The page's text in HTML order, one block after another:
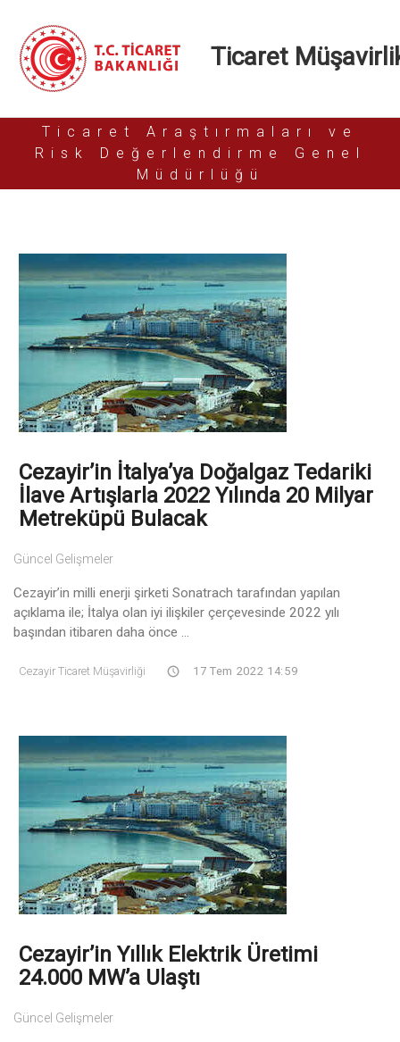
Ticaret
Ticaret Araştırmaları ve
Risk Değerlendirme Genel
Müdürlüğü
Cezayir’in İtalya’ya Doğalgaz Tedariki
İlave Artışlarla 2022 Yılında 20 Milyar
Metreküpü Bulacak
Güncel Gelişmeler
Cezayir’in milli enerji şirketi Sonatrach tarafından yapılan
açıklama ile; İtalya olan iyi ilişkiler çerçevesinde 2022 yılı
başından itibaren daha önce ...
Cezayir Ticaret Müşavirliği 17 Tem 2022 14:59
Cezayir’in Yıllık Elektrik Üretimi
24.000 MW’a Ulaştı
Güncel Gelişmeler